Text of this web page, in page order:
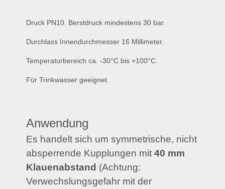
Druck PN10. Berstdruck mindestens 30 bar.
Durchlass Innendurchmesser 16 Millimeter.
Temperaturbereich ca. -30°C bis +100°C.
Für Trinkwasser geeignet.
Anwendung
Es handelt sich um symmetrische, nicht
absperrende Kupplungen mit 40 mm
Klauenabstand (Achtung:
Verwechslungsgefahr mit der